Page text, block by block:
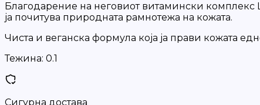
Благодарение на неговиот витамински комплекс
ја почитува природната рамнотежа на кожата.
Чиста и веганска формула која ја прави кожата
Тежина: 0.1
Сигурна достава